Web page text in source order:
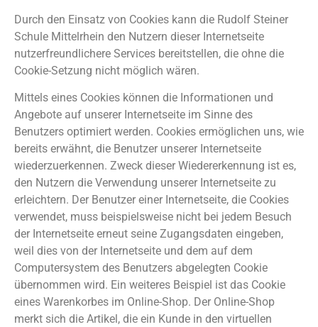
Durch den Einsatz von Cookies kann die Rudolf Steiner
Schule Mittelrhein den Nutzern dieser Internetseite
nutzerfreundlichere Services bereitstellen, die ohne die
Cookie-Setzung nicht möglich wären.
Mittels eines Cookies können die Informationen und
Angebote auf unserer Internetseite im Sinne des
Benutzers optimiert werden. Cookies ermöglichen uns, wie
bereits erwähnt, die Benutzer unserer Internetseite
wiederzuerkennen. Zweck dieser Wiedererkennung ist es,
den Nutzern die Verwendung unserer Internetseite zu
erleichtern. Der Benutzer einer Internetseite, die Cookies
verwendet, muss beispielsweise nicht bei jedem Besuch
der Internetseite erneut seine Zugangsdaten eingeben,
weil dies von der Internetseite und dem auf dem
Computersystem des Benutzers abgelegten Cookie
übernommen wird. Ein weiteres Beispiel ist das Cookie
eines Warenkorbes im Online-Shop. Der Online-Shop
merkt sich die Artikel, die ein Kunde in den virtuellen